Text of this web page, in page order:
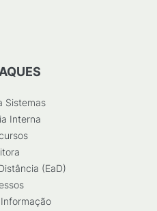
Sistemas
Interna
(EaD)